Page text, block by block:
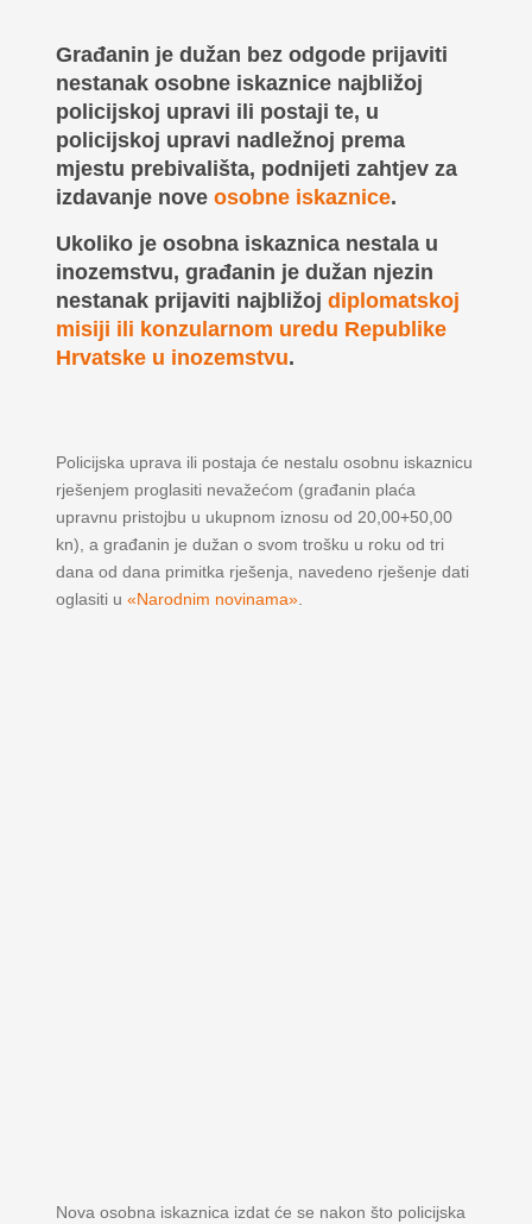
Građanin je dužan bez odgode prijaviti
nestanak osobne iskaznice najbližoj
policijskoj upravi ili postaji te, u
policijskoj upravi nadležnoj prema
mjestu prebivališta, podnijeti zahtjev za
izdavanje nove osobne iskaznice.
Ukoliko je osobna iskaznica nestala u
inozemstvu, građanin je dužan njezin
nestanak prijaviti najbližoj diplomatskoj
misiji ili konzularnom uredu Republike
Hrvatske u inozemstvu.
Policijska uprava ili postaja će nestalu osobnu iskaznicu
rješenjem proglasiti nevažećom (građanin plaća
upravnu pristojbu u ukupnom iznosu od 20,00+50,00
kn), a građanin je dužan o svom trošku u roku od tri
dana od dana primitka rješenja, navedeno rješenje dati
oglasiti u «Narodnim novinama».
Nova osobna iskaznica izdat će se nakon što policijska